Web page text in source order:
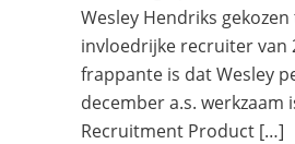
Wesley Hendriks
invloedrijke recruiter van
frappante is dat Wesley
december a.s. werkzaam
Recruitment Product […]